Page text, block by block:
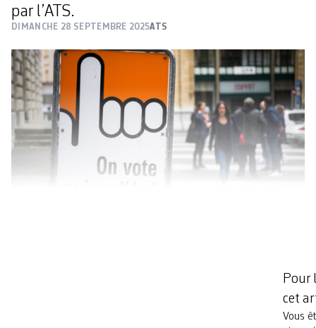
par l’ATS.
DIMANCHE 28 SEPTEMBRE 2025ATS
Pour
cet
Vous